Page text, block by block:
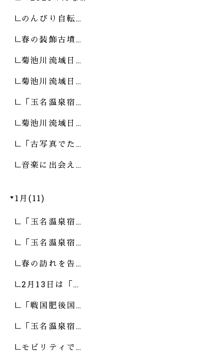
のんびり自転…
春の装飾古墳…
菊池川流域日…
菊池川流域日…
「玉名温泉宿…
菊池川流域日…
「古写真でた…
音楽に出会え…
1月(11)
「玉名温泉宿…
「玉名温泉宿…
春の訪れを告…
2月13日は「…
「戦国肥後国…
「玉名温泉宿…
モビリティで…